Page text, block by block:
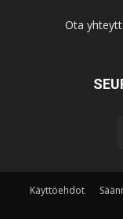
Ota
Käyttöehdot